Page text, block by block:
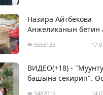
Назира Айтбекова
Анжеликанын бетин
5553125
ВИДЕО(+18) -
башына секирип".
5482016